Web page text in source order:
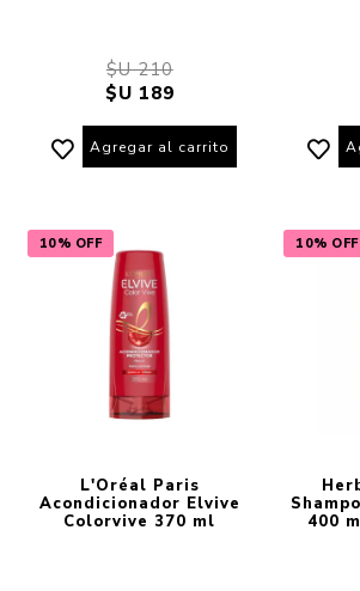
$U 210
$U 189
Agregar al carrito
10% OFF
L'Oréal Paris
Acondicionador Elvive
Colorvive 370 ml
10% OFF
400